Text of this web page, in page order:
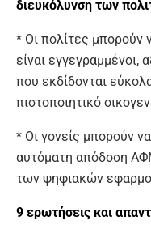
διευκόλυνση των
* Οι πολίτες μπορούν
είναι εγγεγραμμένοι,
που εκδίδονται
πιστοποιητικό
* Οι γονείς μπορούν
αυτόματη απόδοση
των ψηφιακών
9 ερωτήσεις και